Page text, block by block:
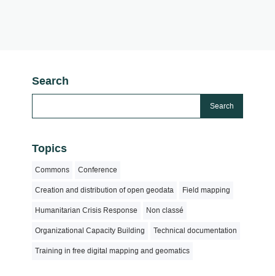
Search
Topics
Commons Conference
Creation and distribution of open geodata Field mapping
Humanitarian Crisis Response Non classé
Organizational Capacity Building Technical documentation
Training in free digital mapping and geomatics